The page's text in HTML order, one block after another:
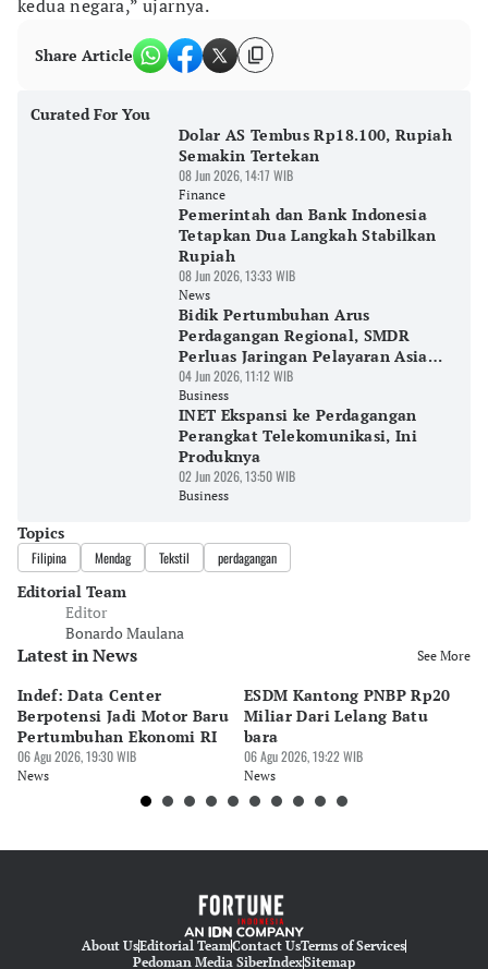
kedua negara,” ujarnya.
Share Article
Curated For You
Dolar AS Tembus Rp18.100, Rupiah
Semakin Tertekan
08 Jun 2026, 14:17 WIB
Finance
Pemerintah dan Bank Indonesia
Tetapkan Dua Langkah Stabilkan
Rupiah
08 Jun 2026, 13:33 WIB
News
Bidik Pertumbuhan Arus
Perdagangan Regional, SMDR
Perluas Jaringan Pelayaran Asia
Timur
04 Jun 2026, 11:12 WIB
Business
INET Ekspansi ke Perdagangan
Perangkat Telekomunikasi, Ini
Produknya
02 Jun 2026, 13:50 WIB
Business
Topics
Filipina Mendag Tekstil perdagangan
Editorial Team
Editor
Bonardo Maulana
Latest in News See More
Indef: Data Center
Berpotensi Jadi Motor Baru
Pertumbuhan Ekonomi RI
06 Agu 2026, 19:30 WIB
News
ESDM Kantong PNBP Rp20
Miliar Dari Lelang Batu
bara
06 Agu 2026, 19:22 WIB
News
About UsEditorial TeamContact UsTerms of Services
Pedoman Media SiberIndexSitemap